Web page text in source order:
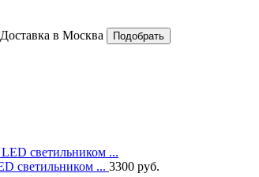
Доставка в Москва
светильником ... 3300 руб.